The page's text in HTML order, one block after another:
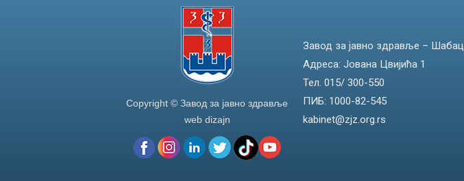
Copyright © Завод за јавно здравље
web dizajn
Завод за јавно здравље – Шабац
Адреса: Јована Цвијића 1
Тел. 015/ 300-550
ПИБ: 1000-82-545
kabinet@zjz.org.rs